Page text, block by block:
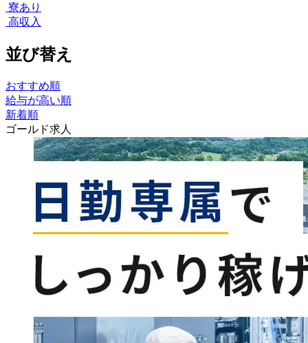
寮あり
高収入
並び替え
おすすめ順
給与が高い順
新着順
ゴールド求人